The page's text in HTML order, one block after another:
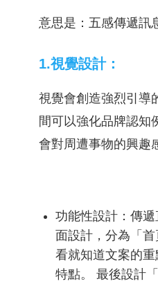
意思是：五感傳遞
1.視覺設計：
視覺會創造強烈引導
間可以強化品牌認知
會對周遭事物的興趣
功能性設計：傳
面設計，分為「
看就知道文案的
特點。 最後設計